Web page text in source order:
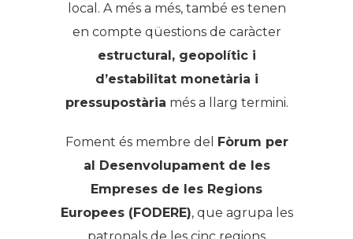
local. A més a més, també es tenen
en compte qüestions de caràcter
estructural, geopolític i
d’estabilitat monetària i
pressupostària més a llarg termini.
Foment és membre del Fòrum per
al Desenvolupament de les
Empreses de les Regions
Europees (FODERE), que agrupa les